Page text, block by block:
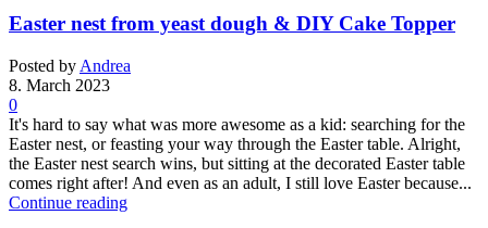
Easter nest from yeast dough & DIY Cake Topper
Posted by Andrea
8. March 2023
0
It's hard to say what was more awesome as a kid: searching for the
Easter nest, or feasting your way through the Easter table. Alright,
the Easter nest search wins, but sitting at the decorated Easter table
comes right after! And even as an adult, I still love Easter because...
Continue reading